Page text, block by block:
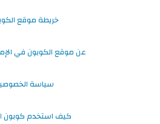
خريطة موقع
عن موقع الكوبون في
سياسة
كيف استخدم كوبون